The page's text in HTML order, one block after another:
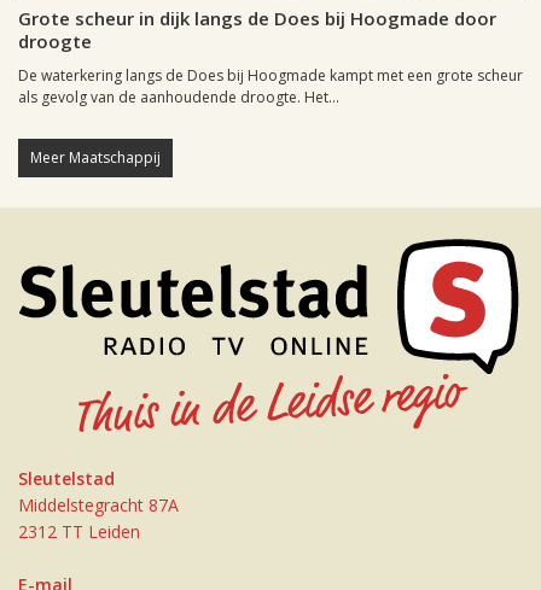
Grote scheur in dijk langs de Does bij Hoogmade door
droogte
De waterkering langs de Does bij Hoogmade kampt met een grote scheur
als gevolg van de aanhoudende droogte. Het...
Meer Maatschappij
Sleutelstad
Middelstegracht 87A
2312 TT Leiden
E-mail